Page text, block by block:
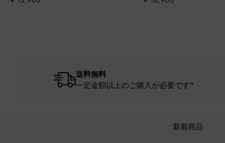
送料無料
一定金額以上のご購入が必要です*
新着商品